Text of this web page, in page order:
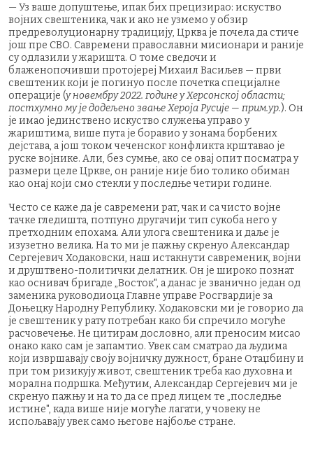
— Уз ваше допуштење, ипак бих прецизирао: искуство
војних свештеника, чак и ако не узмемо у обзир
предреволуционарну традицију, Црква је почела да стиче
још пре СВО. Савремени православни мисионари и раније
су одлазили у жаришта. О томе сведочи и
блаженопочивши протојереј Михаил Васиљев — први
свештеник који је погинуо после почетка специјалне
операције (у новембру 2022. године у Херсонској области;
постхумно му је додељено звање Хероја Русије — прим.ур.). Он
је имао јединствено искуство служења управо у
жариштима, више пута је боравио у зонама борбених
дејстава, а још током чеченског конфликта крштавао је
руске војнике. Али, без сумње, ако се овај опит посматра у
размери целе Цркве, он раније није био толико обиман
као онај који смо стекли у последње четири године.
Често се каже да је савремени рат, чак и са чисто војне
тачке гледишта, потпуно другачији тип сукоба него у
претходним епохама. Али улога свештеника и даље је
изузетно велика. На то ми је пажњу скренуо Александар
Сергејевич Ходаковски, наш истакнути савременик, војни
и друштвено-политички делатник. Он је широко познат
као оснивач бригаде „Восток", а данас је званично један од
заменика руководиоца Главне управе Росгвардије за
Доњецку Народну Републику. Ходаковски ми је говорио да
је свештеник у рату потребан како би спречило могуће
расчовечење. Не цитирам дословно, али преносим мисао
онако како сам је запамтио. Увек сам сматрао да људима
који извршавају своју војничку дужност, бране Отаџбину и
при том ризикују живот, свештеник треба као духовна и
морална подршка. Међутим, Александар Сергејевич ми је
скренуо пажњу и на то да се пред лицем те „последње
истине", када више није могуће лагати, у човеку не
испољавају увек само његове најбоље стране.